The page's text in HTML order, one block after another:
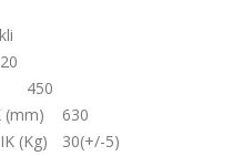
450
(mm)
630
(Kg)
30(+/-5)